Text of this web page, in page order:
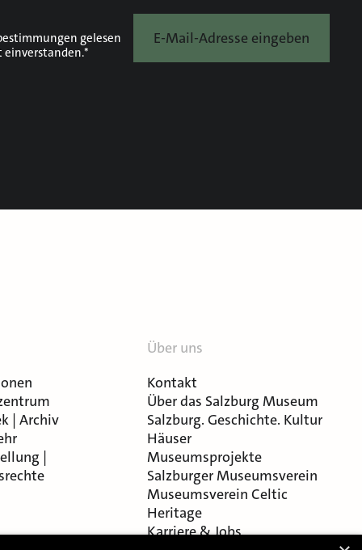
gelesen
einverstanden.*
E-Mail-Adresse eingeben
| Archiv
|
Über uns
Kontakt
Über das Salzburg Museum
Salzburg. Geschichte. Kultur
Häuser
Museumsprojekte
Salzburger Museumsverein
Museumsverein Celtic
Heritage
Karriere & Jobs